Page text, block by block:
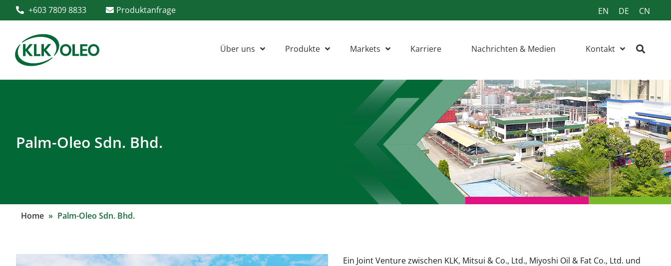
+603 7809 8833 Produktanfrage EN DE CN
Über uns Produkte Markets Karriere Nachrichten & Medien Kontakt
Palm-Oleo Sdn. Bhd.
Home » Palm-Oleo Sdn. Bhd.
Ein Joint Venture zwischen KLK, Mitsui & Co., Ltd., Miyoshi Oil & Fat Co., Ltd. und